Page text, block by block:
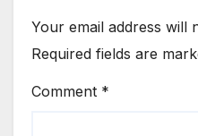
Your email address will
Required fields are
Comment *